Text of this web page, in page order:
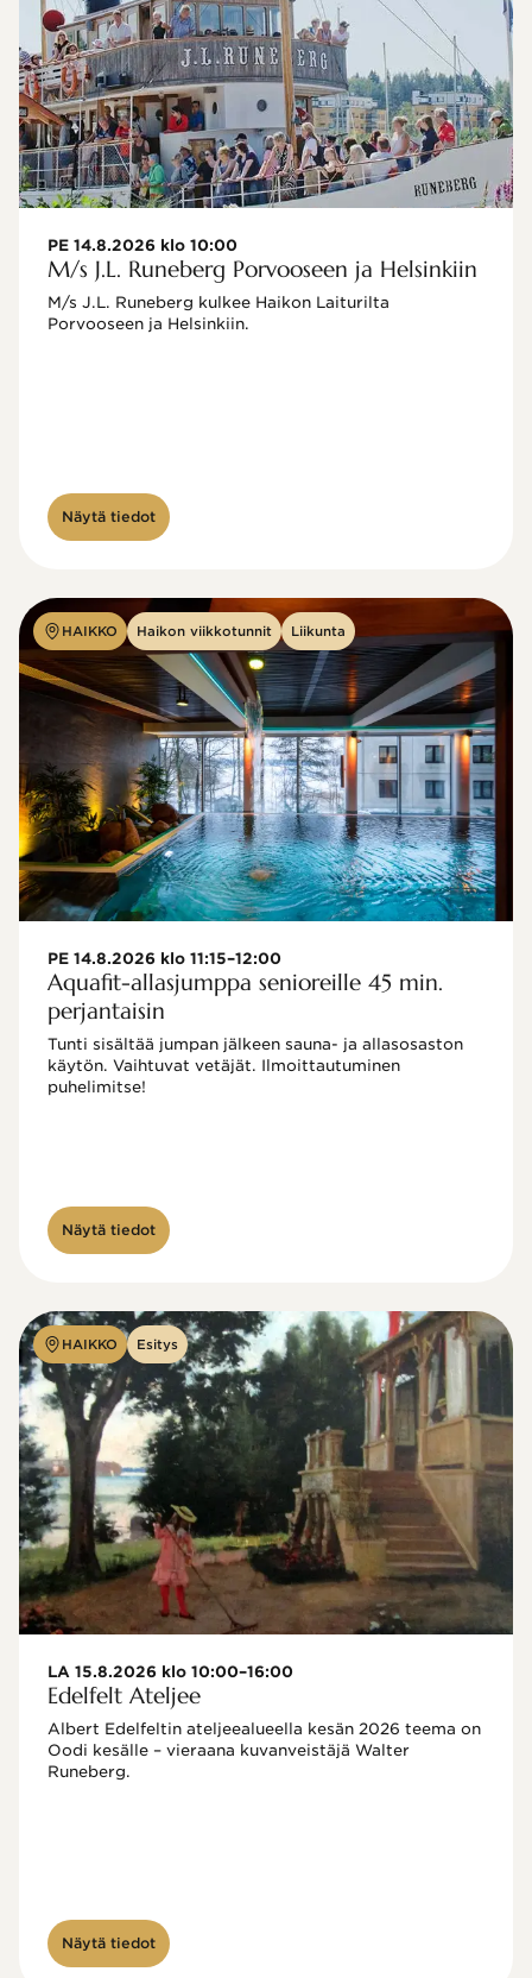
PE 14.8.2026 klo 10:00
M/s J.L. Runeberg Porvooseen ja Helsinkiin
M/s J.L. Runeberg kulkee Haikon Laiturilta
Porvooseen ja Helsinkiin.
Näytä tiedot
HAIKKO Haikon viikkotunnit Liikunta
PE 14.8.2026 klo 11:15–12:00
Aquafit-allasjumppa senioreille 45 min.
perjantaisin
Tunti sisältää jumpan jälkeen sauna- ja allasosaston
käytön. Vaihtuvat vetäjät. Ilmoittautuminen
puhelimitse!
Näytä tiedot
HAIKKO Esitys
LA 15.8.2026 klo 10:00–16:00
Edelfelt Ateljee
Albert Edelfeltin ateljeealueella kesän 2026 teema on
Oodi kesälle – vieraana kuvanveistäjä Walter
Näytä tiedot